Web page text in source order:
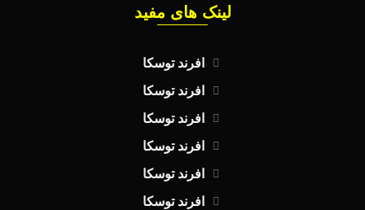
لینک های مفید
افرند توسکا
افرند توسکا
افرند توسکا
افرند توسکا
افرند توسکا
افرند توسکا